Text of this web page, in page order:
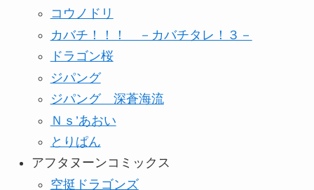
コウノドリ
カバチ！！！ －カバチタレ！３－
ドラゴン桜
ジパング
ジパング 深蒼海流
Ｎｓ’あおい
とりぱん
アフタヌーンコミックス
空挺ドラゴンズ